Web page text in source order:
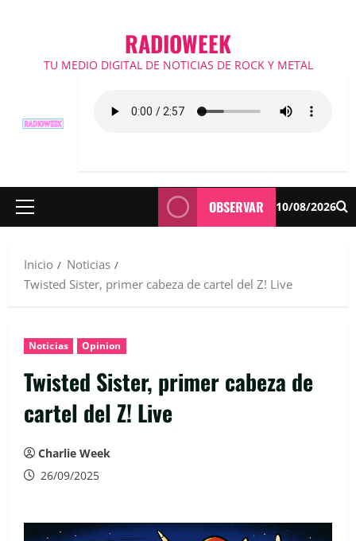
RADIOWEEK
TU MEDIO DIGITAL DE NOTICIAS DE ROCK Y METAL
Menú
OBSERVAR 10/08/2026
Inicio
Noticias
Twisted Sister, primer cabeza de cartel del Z! Live
Noticias Opinion
Twisted Sister, primer cabeza de
cartel del Z! Live
Charlie Week
26/09/2025